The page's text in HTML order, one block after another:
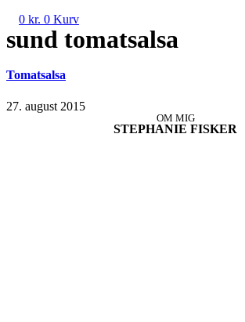
0 kr. 0 Kurv
sund tomatsalsa
Tomatsalsa
27. august 2015
OM MIG
STEPHANIE FISKER